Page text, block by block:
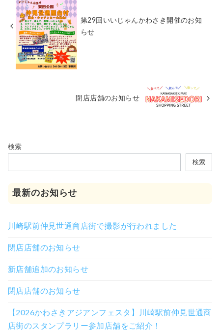
第29回いいじゃんかわさき開催のお知
らせ
閉店店舗のお知らせ
検索
検索
最新のお知らせ
川崎駅前仲見世通商店街で撮影が行われました
閉店店舗のお知らせ
新店舗追加のお知らせ
閉店店舗のお知らせ
【2026かわさきアジアンフェスタ】川崎駅前仲見世通商
店街のスタンプラリー参加店舗をご紹介！